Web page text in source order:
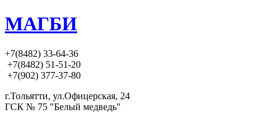
МАГБИ
+7(8482) 33-64-36
+7(8482) 51-51-20
+7(902) 377-37-80
г.Тольятти, ул.Офицерская, 24
ГСК № 75 "Белый медведь"